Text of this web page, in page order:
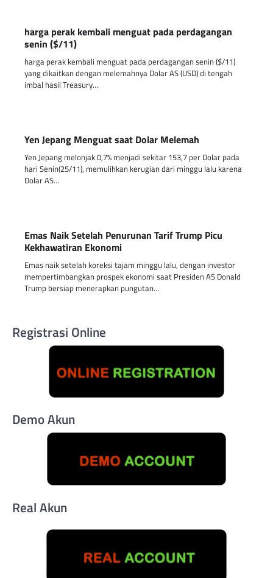
harga perak kembali menguat pada perdagangan
senin ($/11)
harga perak kembali menguat pada perdagangan senin ($/11)
yang dikaitkan dengan melemahnya Dolar AS (USD) di tengah
imbal hasil Treasury…
Yen Jepang Menguat saat Dolar Melemah
Yen Jepang melonjak 0,7% menjadi sekitar 153,7 per Dolar pada
hari Senin(25/11), memulihkan kerugian dari minggu lalu karena
Dolar AS…
Emas Naik Setelah Penurunan Tarif Trump Picu
Kekhawatiran Ekonomi
Emas naik setelah koreksi tajam minggu lalu, dengan investor
mempertimbangkan prospek ekonomi saat Presiden AS Donald
Trump bersiap menerapkan pungutan…
Registrasi Online
Demo Akun
Real Akun